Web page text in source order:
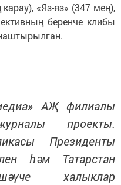
«Яз-яз» (347 мең),
беренче клибы
АҖ филиалы
проекты.
Президенты
һәм Татарстан
халыклар